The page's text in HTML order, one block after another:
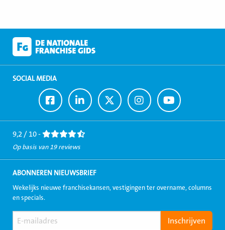
SOCIAL MEDIA
Ga
naar
Facebook
Ga
naar
LinkedIn
Ga
naar
Twitter
Ga
naar
Instagram
Ga
naar
Youtube
9,2 / 10 -
Op basis van 19 reviews
ABONNEREN NIEUWSBRIEF
Wekelijks nieuwe franchisekansen, vestigingen ter overname, columns
en specials.